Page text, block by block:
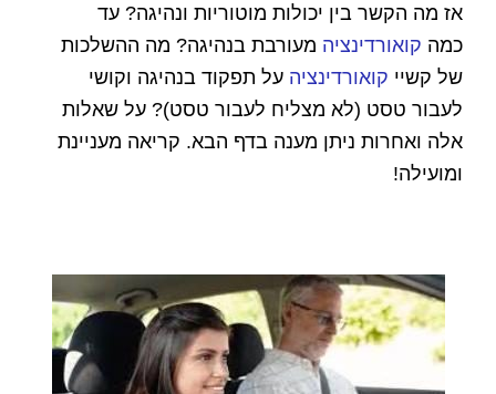
אז מה הקשר בין יכולות מוטוריות ונהיגה? עד
כמה קואורדינציה מעורבת בנהיגה? מה ההשלכות
של קשיי קואורדינציה על תפקוד בנהיגה וקושי
לעבור טסט (לא מצליח לעבור טסט)? על שאלות
אלה ואחרות ניתן מענה בדף הבא. קריאה מעניינת
ומועילה!